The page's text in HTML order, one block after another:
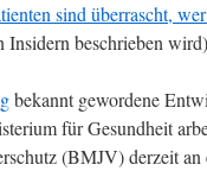
sind überrascht,
beschrieben
bekannt gewordene
für Gesundheit
(BMJV) derzeit an